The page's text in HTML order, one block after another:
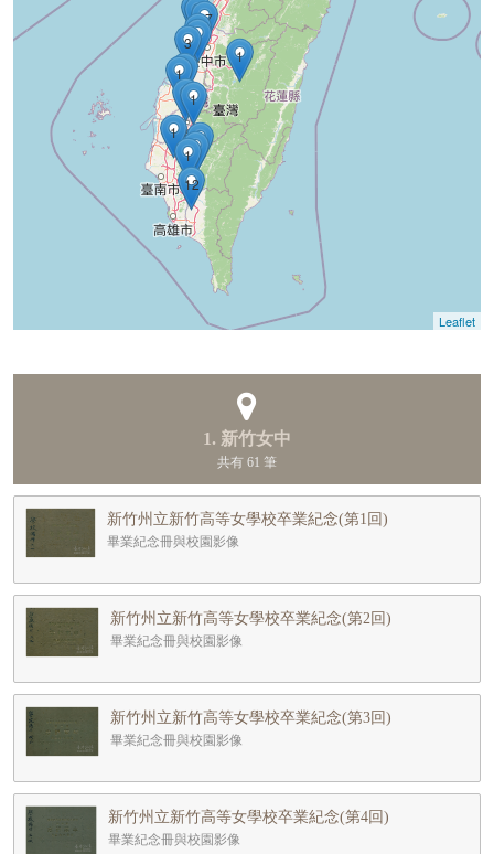
17
12
3
3
1
1
1
1
1
1
1
1
1
1
1
1
Leaflet
1. 新竹女中
共有 61 筆
新竹州立新竹高等女學校卒業紀念(第1回)
畢業紀念冊與校園影像
新竹州立新竹高等女學校卒業紀念(第2回)
畢業紀念冊與校園影像
新竹州立新竹高等女學校卒業紀念(第3回)
畢業紀念冊與校園影像
新竹州立新竹高等女學校卒業紀念(第4回)
畢業紀念冊與校園影像